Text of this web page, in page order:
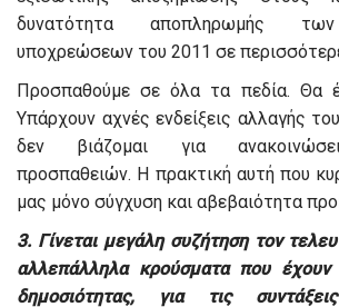
δυνατότητα αποπληρωμής
υποχρεώσεων του 2011 σε
Προσπαθούμε σε όλα τα πεδία. Θα
Υπάρχουν αχνές ενδείξεις αλλαγής
δεν βιάζομαι για
προσπαθειών. Η πρακτική αυτή που
μας μόνο σύγχυση και αβεβαιότητα
3. Γίνεται μεγάλη συζήτηση τον
αλλεπάλληλα κρούσματα που
δημοσιότητας, για τις